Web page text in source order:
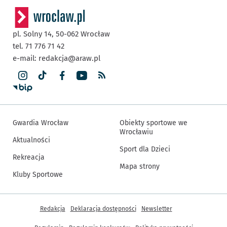
pl. Solny 14, 50-062 Wrocław
tel. 71 776 71 42
e-mail: redakcja@araw.pl
Gwardia Wrocław
Aktualności
Rekreacja
Kluby Sportowe
Obiekty sportowe we
Wrocławiu
Sport dla Dzieci
Mapa strony
Inne informacje
Redakcja Deklaracja dostępności Newsletter